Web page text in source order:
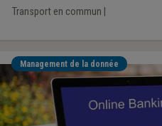
Transport en commun
Management de la donnée